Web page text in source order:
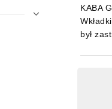
KABA
był